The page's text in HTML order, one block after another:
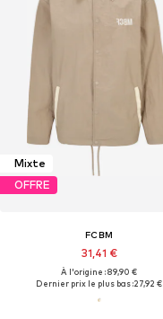
Mixte
OFFRE
FCBM
31,41 €
À l'origine : 89,90 €
Dernier prix le plus bas :27,92 €